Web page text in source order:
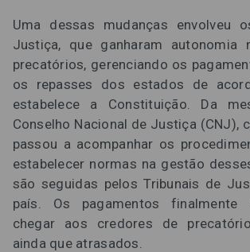
Uma dessas mudanças envolveu
Justiça, que ganharam autonomia
precatórios, gerenciando os
os repasses dos estados de
estabelece a Constituição. Da
Conselho Nacional de Justiça (CNJ),
passou a acompanhar os
estabelecer normas na gestão
são seguidas pelos Tribunais de
país. Os pagamentos finalmente
chegar aos credores de
ainda que atrasados.